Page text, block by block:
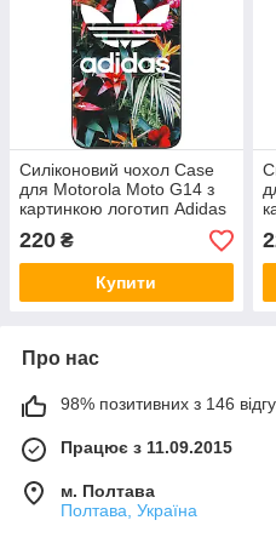
Силіконовий чохол Case
для Motorola Moto G14 з
картинкою логотип Adidas
220 ₴
Купити
Про нас
98% позитивних з 146
Працює з 11.09.2015
м. Полтава
Полтава, Україна